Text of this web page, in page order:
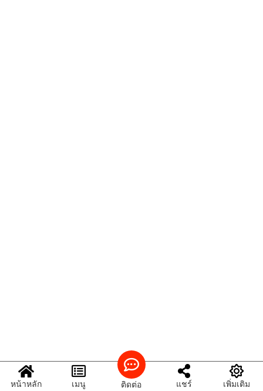
หน้าหลัก เมนู ติดต่อ แชร์ เพิ่มเติม